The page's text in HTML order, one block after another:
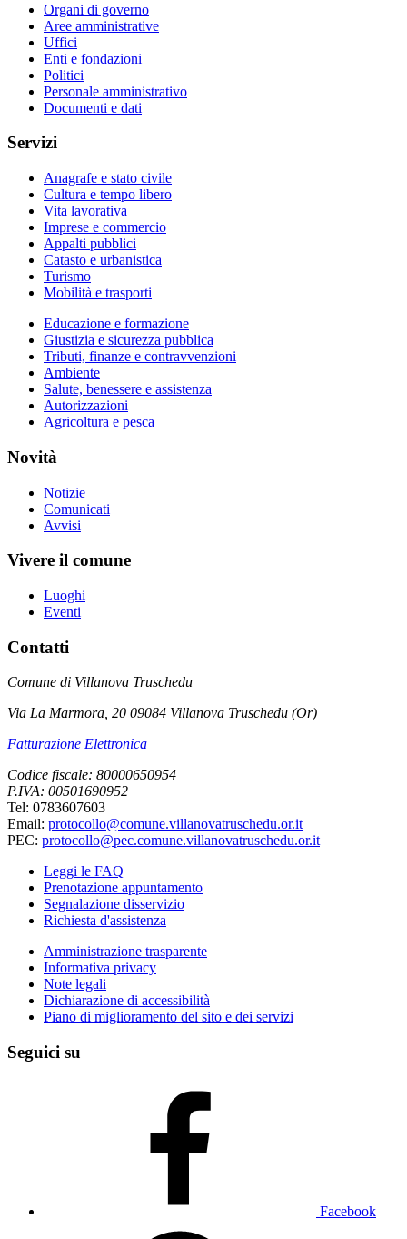
Organi di governo
Aree amministrative
Uffici
Enti e fondazioni
Politici
Personale amministrativo
Documenti e dati
Servizi
Anagrafe e stato civile
Cultura e tempo libero
Vita lavorativa
Imprese e commercio
Appalti pubblici
Catasto e urbanistica
Turismo
Mobilità e trasporti
Educazione e formazione
Giustizia e sicurezza pubblica
Tributi, finanze e contravvenzioni
Ambiente
Salute, benessere e assistenza
Autorizzazioni
Agricoltura e pesca
Novità
Notizie
Comunicati
Avvisi
Vivere il comune
Luoghi
Eventi
Contatti
Comune di Villanova Truschedu
Via La Marmora, 20 09084 Villanova Truschedu (Or)
Fatturazione Elettronica
Codice fiscale: 80000650954
P.IVA: 00501690952
Tel: 0783607603
Email: protocollo@comune.villanovatruschedu.or.it
PEC: protocollo@pec.comune.villanovatruschedu.or.it
Leggi le FAQ
Prenotazione appuntamento
Segnalazione disservizio
Richiesta d'assistenza
Amministrazione trasparente
Informativa privacy
Note legali
Dichiarazione di accessibilità
Piano di miglioramento del sito e dei servizi
Seguici su
Facebook